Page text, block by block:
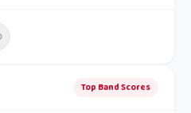
Top Band Scores